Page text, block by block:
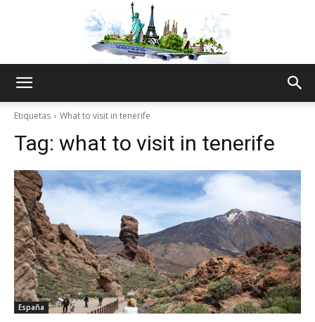
My
Etiquetas What to visit in tenerife
Tag: what to visit in tenerife
España